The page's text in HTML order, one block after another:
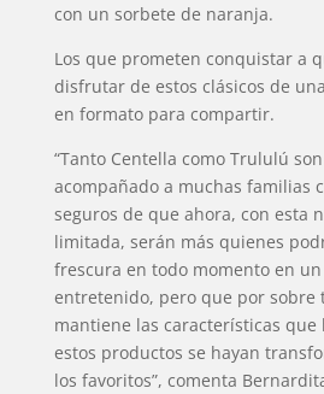
con un sorbete de naranja.
Los que prometen conquistar a
disfrutar de estos clásicos de
en formato para compartir.
“Tanto Centella como Trululú
acompañado a muchas familias
seguros de que ahora, con esta
limitada, serán más quienes
frescura en todo momento en
entretenido, pero que por sobre
mantiene las características que
estos productos se hayan
los favoritos”, comenta